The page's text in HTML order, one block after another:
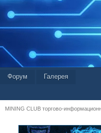
Форум Галерея
MINING CLUB торгово-